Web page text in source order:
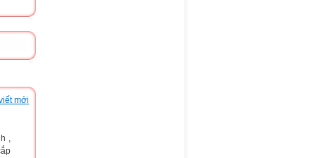
mới
,